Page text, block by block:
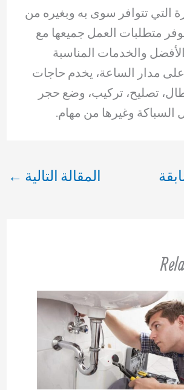
التي تتوافر سوى به وبغيره من
متطلبات العمل جميعها مع
والخدمات المناسبة
مدار الساعة، يخدم حاجات
تصليح، تركيب، وضع حجر
السباكة وغيرها من مهام.
المقالة التالية ←